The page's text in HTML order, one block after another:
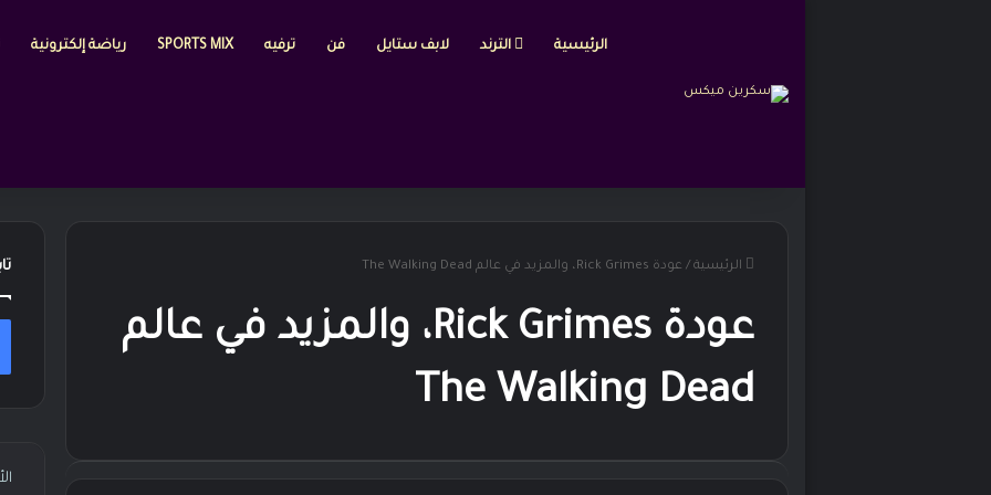
الرئيسية الترند لابف ستايل فن ترفيه SPORTS MIX رياضة إلكترونية
الرئيسية / عودة Rick Grimes، والمزيد في عالم The Walking Dead
عودة Rick Grimes، والمزيد في عالم
The Walking Dead